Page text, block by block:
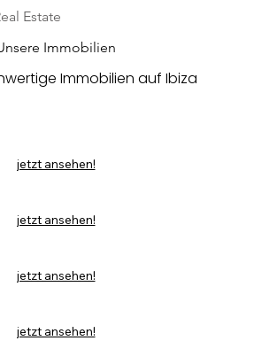
Estate
Immobilien
Immobilien auf Ibiza
jetzt ansehen!
jetzt ansehen!
jetzt ansehen!
jetzt ansehen!